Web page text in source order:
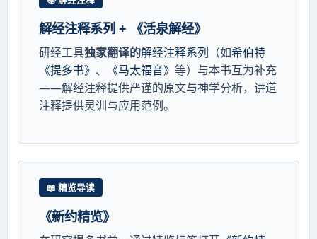
解经注释系列 + 《活泉解经》
研经工具独家翻译的解经注释系列 （如希伯特
《提多书》 、 《马太福音》 等）与本书互为补充
——解经注释提供严谨的原文与神学分析，讲道
注释提供灵训与应用范例。
📖 精览导读
《新约精览》